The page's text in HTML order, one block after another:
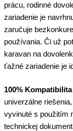
prácu, rodinné
zariadenie je
zaručuje
používania. Či už
karavan na
ťažné zariadenie je
100%
univerzálne
vyvinuté s použitím
technickej